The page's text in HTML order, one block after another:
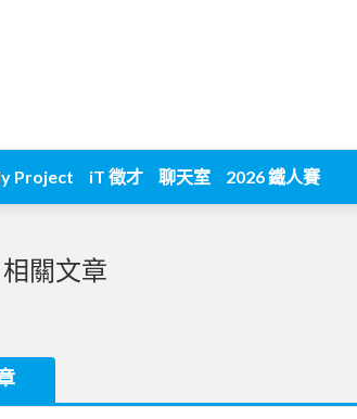
Project iT 徵才 聊天室 2026 鐵人賽
相關文章